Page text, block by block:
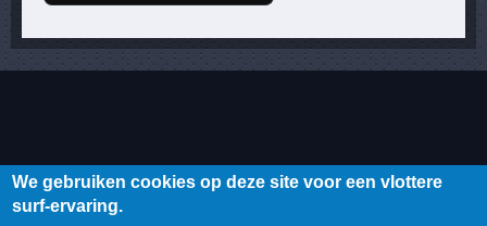
ELKE DINSDAGAVOND OPEN TOT
We gebruiken cookies op deze site voor een vlottere
surf-ervaring.